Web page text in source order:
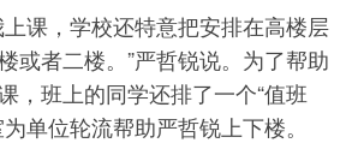
课，学校还特意把安排在高楼层
或者二楼。”严哲锐说。为了帮助
，班上的同学还排了一个“值班
单位轮流帮助严哲锐上下楼。